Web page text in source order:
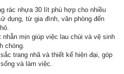
rác nhựa 30 lít phù hợp cho nhiều
dụng, từ gia đình, văn phòng đến
nhẵn mịn giúp việc lau chùi và vệ sinh
chóng.
trang nhã và thiết kế hiện đại, góp
và làm việc.